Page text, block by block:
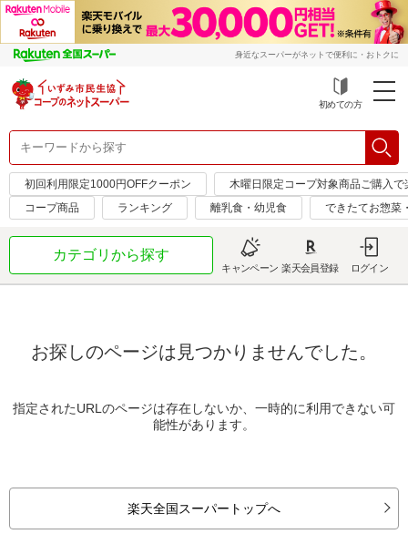
身近なスーパーがネットで便利に・おトクに
初めての方
初回利用限定1000円OFFクーポン
木曜日限定コープ対象商品ご購入
コープ商品
ランキング 離乳食・幼児食 できたてお惣菜
カテゴリから探す
キャンペーン 楽天会員登録 ログイン
お探しのページは見つかりませんでした。
指定されたURLのページは存在しないか、一時的に利用できない可
能性があります。
楽天全国スーパートップへ